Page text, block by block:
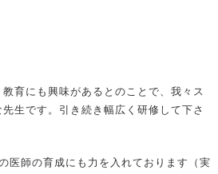
育にも興味があるとのことで、我々ス
生です。引き続き幅広く研修して下さ
医師の育成にも力を入れております（実